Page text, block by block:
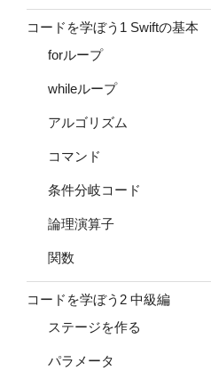
コードを学ぼう1 Swiftの基本
forループ
whileループ
アルゴリズム
コマンド
条件分岐コード
論理演算子
関数
コードを学ぼう2 中級編
ステージを作る
パラメータ